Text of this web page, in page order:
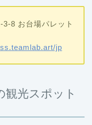
jp
観光スポット
。実験や科学の解説ト